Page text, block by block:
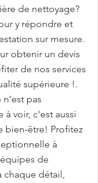
de nettoyage?
y répondre et
sur mesure.
obtenir un devis
de nos services
supérieure !.
n'est pas
à voir, c'est aussi
bien-être! Profitez
à
de
chaque détail,